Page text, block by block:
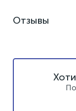
Отзывы